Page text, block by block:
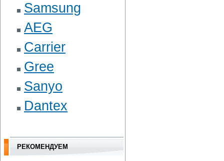
Samsung
AEG
Carrier
Gree
Sanyo
Dantex
РЕКОМЕНДУЕМ